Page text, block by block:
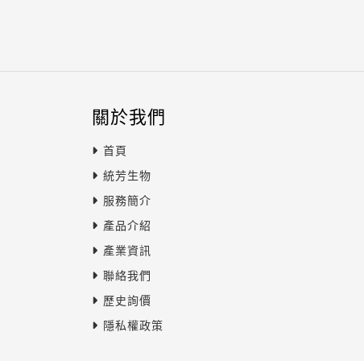
關於我們
首頁
統芳生物
服務簡介
產品介紹
產業資訊
聯絡我們
歷史詢價
隱私權政策